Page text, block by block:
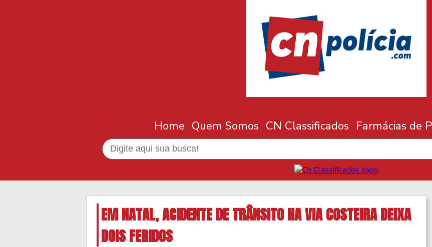
Home Quem Somos CN Classificados Farmácias de
EM NATAL, ACIDENTE DE TRÂNSITO NA VIA COSTEIRA DEIXA
DOIS FERIDOS